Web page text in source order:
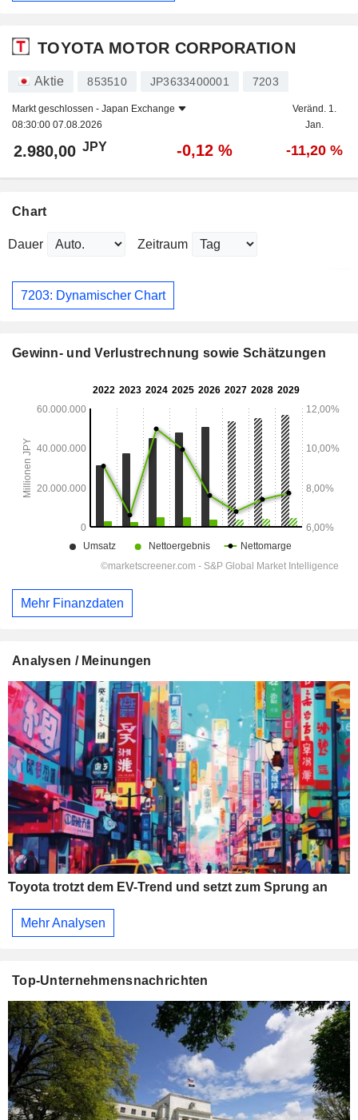
TOYOTA MOTOR CORPORATION
Aktie 853510 JP3633400001 7203
Markt geschlossen - Japan Exchange
08:30:00 07.08.2026
Veränd. 1.
Jan.
2.980,00 JPY -0,12 % -11,20 %
Chart
Dauer Zeitraum
7203: Dynamischer Chart
Gewinn- und Verlustrechnung sowie Schätzungen
Mehr Finanzdaten
Analysen / Meinungen
Toyota trotzt dem EV-Trend und setzt zum Sprung an
Mehr Analysen
Top-Unternehmensnachrichten